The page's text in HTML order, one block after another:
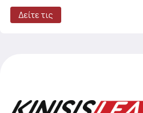
Δείτε τις